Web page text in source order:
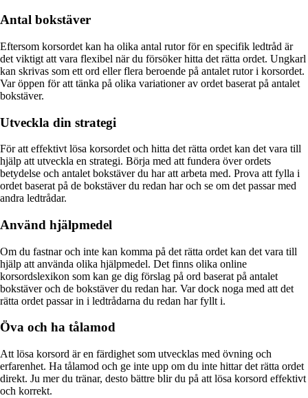
Antal bokstäver
Eftersom korsordet kan ha olika antal rutor för en specifik ledtråd är
det viktigt att vara flexibel när du försöker hitta det rätta ordet. Ungkarl
kan skrivas som ett ord eller flera beroende på antalet rutor i korsordet.
Var öppen för att tänka på olika variationer av ordet baserat på antalet
bokstäver.
Utveckla din strategi
För att effektivt lösa korsordet och hitta det rätta ordet kan det vara till
hjälp att utveckla en strategi. Börja med att fundera över ordets
betydelse och antalet bokstäver du har att arbeta med. Prova att fylla i
ordet baserat på de bokstäver du redan har och se om det passar med
andra ledtrådar.
Använd hjälpmedel
Om du fastnar och inte kan komma på det rätta ordet kan det vara till
hjälp att använda olika hjälpmedel. Det finns olika online
korsordslexikon som kan ge dig förslag på ord baserat på antalet
bokstäver och de bokstäver du redan har. Var dock noga med att det
rätta ordet passar in i ledtrådarna du redan har fyllt i.
Öva och ha tålamod
Att lösa korsord är en färdighet som utvecklas med övning och
erfarenhet. Ha tålamod och ge inte upp om du inte hittar det rätta ordet
direkt. Ju mer du tränar, desto bättre blir du på att lösa korsord effektivt
och korrekt.